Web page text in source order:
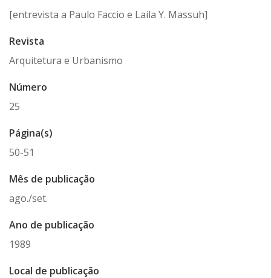
[entrevista a Paulo Faccio e Laila Y. Massuh]
Revista
Arquitetura e Urbanismo
Número
25
Página(s)
50-51
Mês de publicação
ago./set.
Ano de publicação
1989
Local de publicação